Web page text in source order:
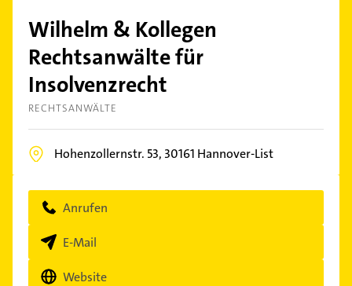
Wilhelm & Kollegen
Rechtsanwälte für
Insolvenzrecht
RECHTSANWÄLTE
Hohenzollernstr. 53, 30161 Hannover-List
Anrufen
E-Mail
Website